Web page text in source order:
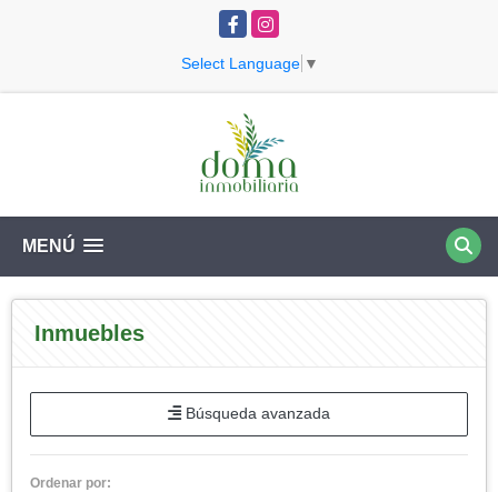
FacebookInstagram
Select Language ▼
MENÚ
Inmuebles
Búsqueda avanzada
Ordenar por: